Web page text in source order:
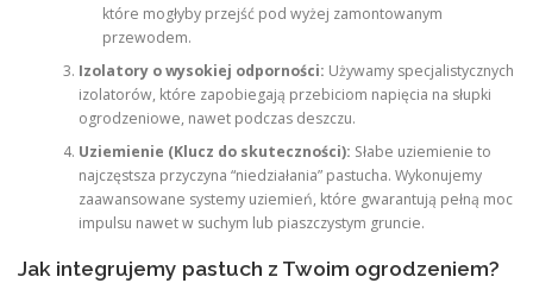
które mogłyby przejść pod wyżej zamontowanym
przewodem.
Izolatory o wysokiej odporności: Używamy specjalistycznych
izolatorów, które zapobiegają przebiciom napięcia na słupki
ogrodzeniowe, nawet podczas deszczu.
Uziemienie (Klucz do skuteczności): Słabe uziemienie to
najczęstsza przyczyna “niedziałania” pastucha. Wykonujemy
zaawansowane systemy uziemień, które gwarantują pełną moc
impulsu nawet w suchym lub piaszczystym gruncie.
Jak integrujemy pastuch z Twoim ogrodzeniem?